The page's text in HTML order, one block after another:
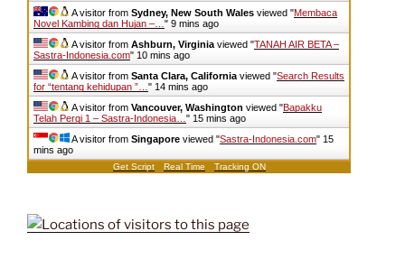
A visitor from Sydney, New South Wales viewed "Membaca
Novel Kambing dan Hujan –… " 9 mins ago
A visitor from Ashburn, Virginia viewed "TANAH AIR BETA –
Sastra-Indonesia.com" 10 mins ago
A visitor from Santa Clara, California viewed "Search Results
for “tentang kehidupan ”… " 14 mins ago
A visitor from Vancouver, Washington viewed "Bapakku
Telah Pergi 1 – Sastra-Indonesia… " 15 mins ago
A visitor from Singapore viewed "Sastra-Indonesia.com" 15
mins ago
Get Script Real Time Tracking ON